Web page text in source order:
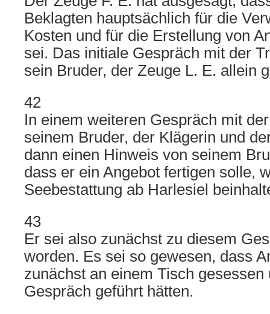
Beklagten hauptsächlich für die
Kosten und für die Erstellung von
sei. Das initiale Gespräch mit der
sein Bruder, der Zeuge L. E. allein
42
In einem weiteren Gespräch mit
seinem Bruder, der Klägerin und
dann einen Hinweis von seinem
dass er ein Angebot fertigen solle,
Seebestattung ab Harlesiel
43
Er sei also zunächst zu diesem
worden. Es sei so gewesen, dass
zunächst an einem Tisch gesessen
Gespräch geführt hätten.